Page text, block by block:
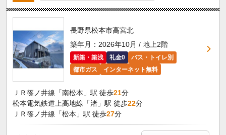
長野県松本市高宮北
築年月：2026年10月 / 地上2階
新築・築浅 礼金0
バス・トイレ別
都市ガス
インターネット無料
ＪＲ篠ノ井線「南松本」駅 徒歩21分
松本電気鉄道上高地線「渚」駅 徒歩22分
ＪＲ篠ノ井線「松本」駅 徒歩27分